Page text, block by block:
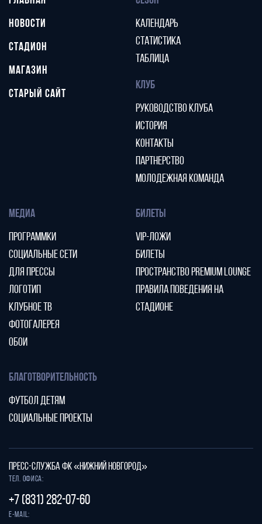
НОВОСТИ
СТАДИОН
МАГАЗИН
СТАРЫЙ САЙТ
КАЛЕНДАРЬ
СТАТИСТИКА
ТАБЛИЦА
КЛУБ
РУКОВОДСТВО КЛУБА
ИСТОРИЯ
КОНТАКТЫ
ПАРТНЕРСТВО
МОЛОДЕЖНАЯ КОМАНДА
МЕДИА
ПРОГРАММКИ
СОЦИАЛЬНЫЕ СЕТИ
ДЛЯ ПРЕССЫ
ЛОГОТИП
КЛУБНОЕ ТВ
ФОТОГАЛЕРЕЯ
ОБОИ
БИЛЕТЫ
VIP-ЛОЖИ
БИЛЕТЫ
ПРОСТРАНСТВО PREMIUM LOUNGE
ПРАВИЛА ПОВЕДЕНИЯ НА
СТАДИОНЕ
БЛАГОТВОРИТЕЛЬНОСТЬ
ФУТБОЛ ДЕТЯМ
СОЦИАЛЬНЫЕ ПРОЕКТЫ
ПРЕСС-СЛУЖБА ФК «НИЖНИЙ НОВГОРОД»
Тел. офиса:
+7 (831) 282-07-60
E-mail: